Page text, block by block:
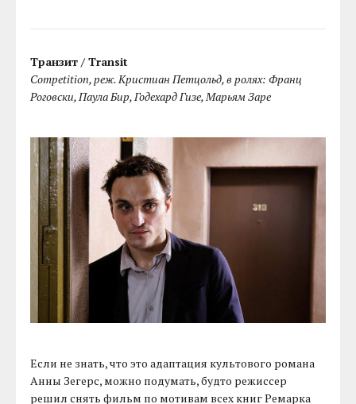
Транзит / Transit
Competition, реж. Кристиан Петцольд, в ролях: Франц
Роговски, Паула Бир, Годехард Гизе, Марьям Заре
Если не знать, что это адаптация культового романа
Анны Зегерс, можно подумать, будто режиссер
решил снять фильм по мотивам всех книг Ремарка